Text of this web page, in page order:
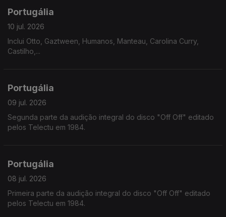
Portugália
10 jul. 2026
Inclui Otto, Gaztween, Humanos, Manteau, Carolina Curry,
Castilho,...
Portugália
09 jul. 2026
Segunda parte da audição integral do disco "Off Off" editado
pelos Telectu em 1984.
Portugália
08 jul. 2026
Primeira parte da audição integral do disco "Off Off" editado
pelos Telectu em 1984.